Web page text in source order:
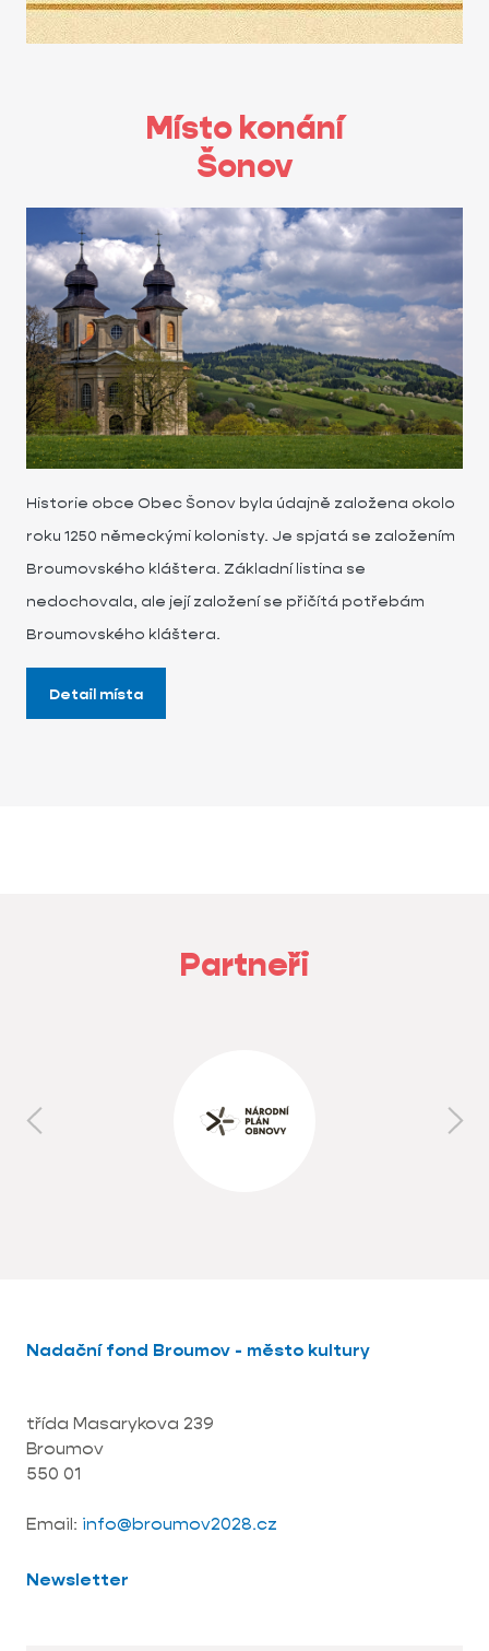
Místo konání
Šonov
Historie obce Obec Šonov byla údajně založena okolo
roku 1250 německými kolonisty. Je spjatá se založením
Broumovského kláštera. Základní listina se
nedochovala, ale její založení se přičítá potřebám
Broumovského kláštera.
Detail místa
Partneři
Nadační fond Broumov - město kultury
třída Masarykova 239
Broumov
550 01
Email: info@broumov2028.cz
Newsletter